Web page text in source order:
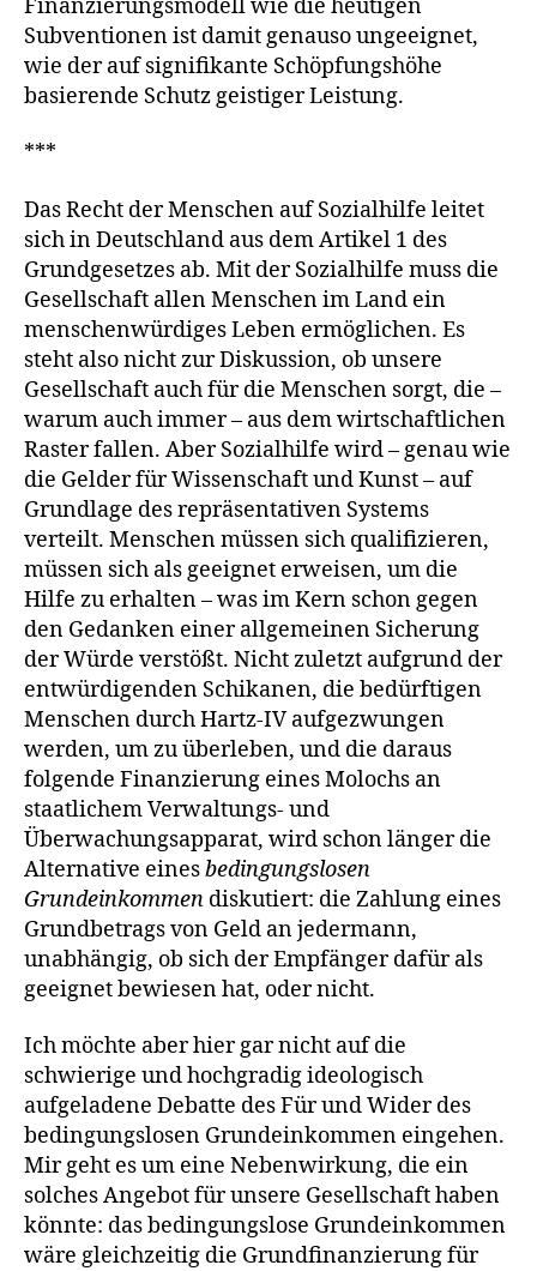
Finanzierungsmodell wie die heutigen
Subventionen ist damit genauso ungeeignet,
wie der auf signifikante Schöpfungshöhe
basierende Schutz geistiger Leistung.
***
Das Recht der Menschen auf Sozialhilfe leitet
sich in Deutschland aus dem Artikel 1 des
Grundgesetzes ab. Mit der Sozialhilfe muss die
Gesellschaft allen Menschen im Land ein
menschenwürdiges Leben ermöglichen. Es
steht also nicht zur Diskussion, ob unsere
Gesellschaft auch für die Menschen sorgt, die –
warum auch immer – aus dem wirtschaftlichen
Raster fallen. Aber Sozialhilfe wird – genau wie
die Gelder für Wissenschaft und Kunst – auf
Grundlage des repräsentativen Systems
verteilt. Menschen müssen sich qualifizieren,
müssen sich als geeignet erweisen, um die
Hilfe zu erhalten – was im Kern schon gegen
den Gedanken einer allgemeinen Sicherung
der Würde verstößt. Nicht zuletzt aufgrund der
entwürdigenden Schikanen, die bedürftigen
Menschen durch Hartz-IV aufgezwungen
werden, um zu überleben, und die daraus
folgende Finanzierung eines Molochs an
staatlichem Verwaltungs- und
Überwachungsapparat, wird schon länger die
Alternative einesbedingungslosen
Grundeinkommen diskutiert: die Zahlung eines
Grundbetrags von Geld an jedermann,
unabhängig, ob sich der Empfänger dafür als
geeignet bewiesen hat, oder nicht.
Ich möchte aber hier gar nicht auf die
schwierige und hochgradig ideologisch
aufgeladene Debatte des Für und Wider des
bedingungslosen Grundeinkommen eingehen.
Mir geht es um eine Nebenwirkung, die ein
solches Angebot für unsere Gesellschaft haben
könnte: das bedingungslose Grundeinkommen
wäre gleichzeitig die Grundfinanzierung für